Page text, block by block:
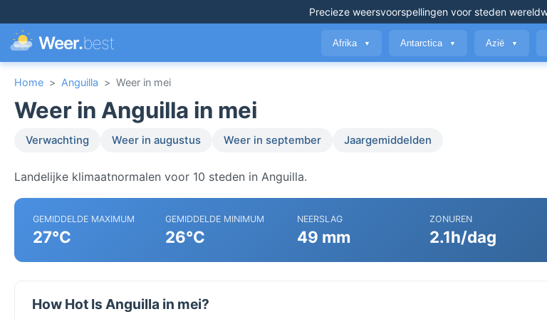
Precieze weersvoorspellingen voor steden
Weer.best Afrika ▼ Antarctica ▼ Azië ▼
Home > Anguilla > Weer in mei
Weer in Anguilla in mei
Verwachting Weer in augustus Weer in september Jaargemiddelden
Landelijke klimaatnormalen voor 10 steden in Anguilla.
GEMIDDELDE MAXIMUM
27°C
GEMIDDELDE MINIMUM
26°C
NEERSLAG
49 mm
ZONUREN
2.1h/dag
How Hot Is Anguilla in mei?